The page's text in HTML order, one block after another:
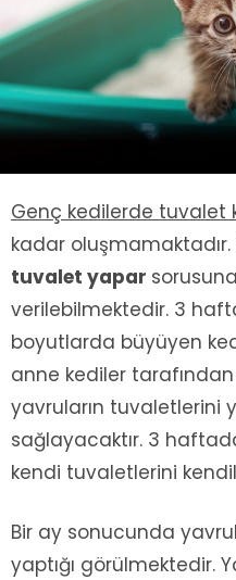
Genç kedilerde tuvalet
kadar oluşmamaktadır.
tuvalet yapar
verilebilmektedir. 3
boyutlarda büyüyen
anne kediler
yavruların tuvaletlerini
sağlayacaktır. 3
kendi tuvaletlerini
Bir ay sonucunda
yaptığı görülmektedir.